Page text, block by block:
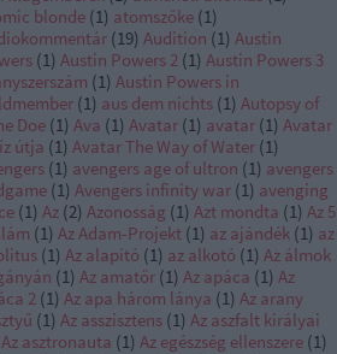
blonde (1) atomszőke (1)
(19) Audition (1) Austin
(1) Austin Powers 2 (1) Austin Powers 3
(1) Austin Powers in
(1) aus dem nichts (1) Autopsy of
Doe (1) Ava (1) Avatar (1) avatar (1) Avatar
útja (1) Avatar The Way of Water (1)
(1) avengers age of ultron (1) avengers
(1) Avengers infinity war (1) avenging
(1) Az (2) Azonosság (1) Azt mondta (1) Az 5
(1) Az Adam-Projekt (1) az ajándék (1) az
(1) Az alapító (1) az alkotó (1) Az álmok
(1) Az amatőr (1) Az apáca (1) Az
2 (1) Az apa három lánya (1) Az arany
(1) Az asszisztens (1) Az aszfalt királyai
Az asztronauta (1) Az egészség ellenszere (1)